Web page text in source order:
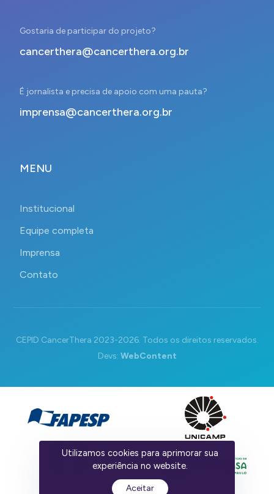
Gostaria de participar do projeto?
cancerthera@cancerthera.org.br
É jornalista e precisa de apoio com uma pauta?
imprensa@cancerthera.org.br
MENU
Institucional
Equipe completa
Imprensa
Contato
CEPID CancerThera 2023-2026. Todos os direitos reservados.
Devs: WebContent
Utilizamos cookies para aprimorar sua
experiência no website.
Aceitar